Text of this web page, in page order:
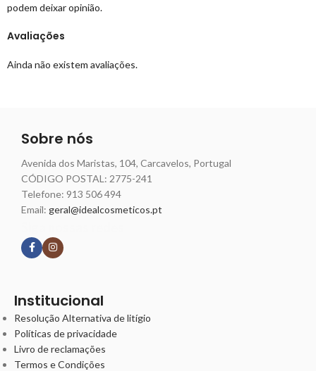
Avaliações
Ainda não existem avaliações.
podem deixar opinião.
Sobre nós
Avenida dos Maristas, 104, Carcavelos, Portugal
CÓDIGO POSTAL: 2775-241
Telefone: 913 506 494
Email: geral@idealcosmeticos.pt
Institucional
Resolução Alternativa de litígio
Políticas de privacidade
Livro de reclamações
Termos e Condições